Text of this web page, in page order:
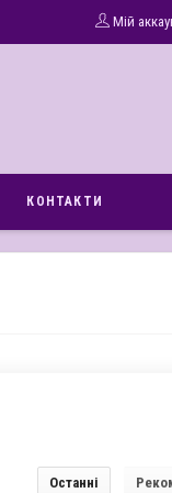
Мій
КОНТАКТИ
Останні